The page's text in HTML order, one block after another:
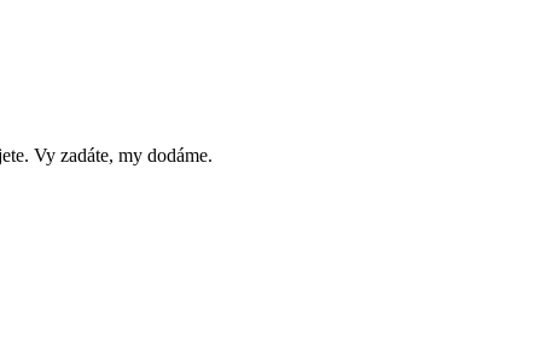
Vy zadáte, my dodáme.